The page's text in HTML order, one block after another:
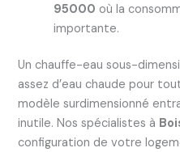
95000 où la
importante.
Un chauffe-eau sous-
assez d’eau chaude pour
modèle surdimensionné
inutile. Nos spécialistes à
configuration de votre